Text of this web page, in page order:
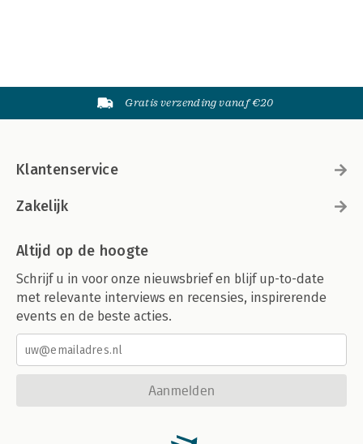
Gratis verzending vanaf €20
Klantenservice
Zakelijk
Altijd op de hoogte
Schrijf u in voor onze nieuwsbrief en blijf up-to-date
met relevante interviews en recensies, inspirerende
events en de beste acties.
Aanmelden